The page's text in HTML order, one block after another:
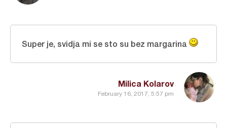
Milica Kolarov
February 16, 2017, 5:57 pm
Super je, svidja mi se sto su bez margarina